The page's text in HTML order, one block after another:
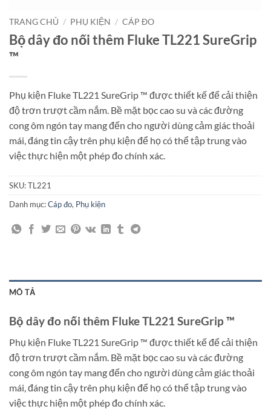
TRANG CHỦ / PHỤ KIỆN / CÁP ĐO
Bộ dây đo nối thêm Fluke TL221 SureGrip
™
Phụ kiện Fluke TL221 SureGrip ™ được thiết kế để cải thiện
độ trơn trượt cầm nắm. Bề mặt bọc cao su và các đường
cong ôm ngón tay mang đến cho người dùng cảm giác thoải
mái, đáng tin cậy trên phụ kiện để họ có thể tập trung vào
việc thực hiện một phép đo chính xác.
SKU:TL221
Danh mục:Cáp đo, Phụ kiện
MÔ TẢ
Bộ dây đo nối thêm Fluke TL221 SureGrip ™
Phụ kiện Fluke TL221 SureGrip ™ được thiết kế để cải thiện
độ trơn trượt cầm nắm. Bề mặt bọc cao su và các đường
cong ôm ngón tay mang đến cho người dùng cảm giác thoải
mái, đáng tin cậy trên phụ kiện để họ có thể tập trung vào
việc thực hiện một phép đo chính xác.